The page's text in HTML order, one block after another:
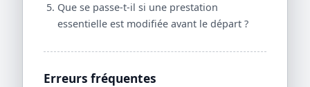
Que se passe-t-il si une prestation
essentielle est modifiée avant le départ ?
Erreurs fréquentes